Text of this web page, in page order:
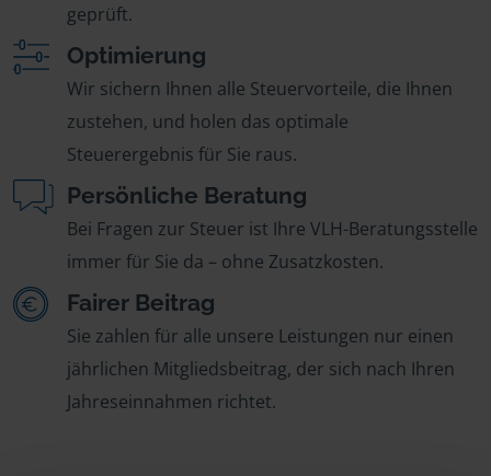
geprüft.
Optimierung
Wir sichern Ihnen alle Steuervorteile, die Ihnen
zustehen, und holen das optimale
Steuerergebnis für Sie raus.
Persönliche Beratung
Bei Fragen zur Steuer ist Ihre VLH-Beratungsstelle
immer für Sie da – ohne Zusatzkosten.
Fairer Beitrag
Sie zahlen für alle unsere Leistungen nur einen
jährlichen Mitgliedsbeitrag, der sich nach Ihren
Jahreseinnahmen richtet.